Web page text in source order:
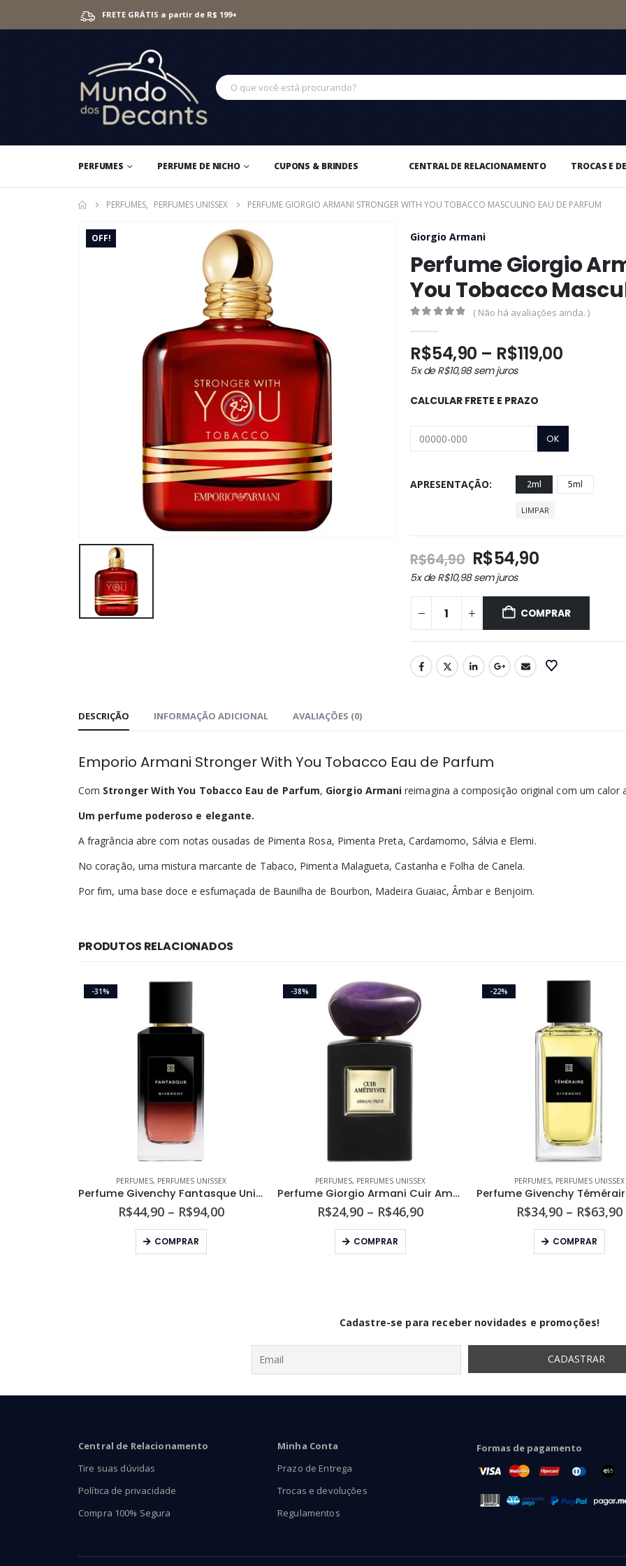
FRETE GRÁTIS a partir de R$ 199+
PERFUMES PERFUME DE NICHO CUPONS & BRINDES CENTRAL DE RELACIONAMENTO TROCAS E
PERFUMES, PERFUMES UNISSEX PERFUME GIORGIO ARMANI STRONGER WITH YOU TOBACCO MASCULINO EAU DE PARFUM
OFF! Giorgio Armani
Perfume Giorgio
You Tobacco
( Não há avaliações ainda. )
R$54,90 – R$119,00Faixa
através
5x deR$10,98sem juros
CALCULAR FRETE E PRAZO
APRESENTAÇÃO 2ml 5ml
LIMPAR
R$64,90 O
preço
original
era:
R$64,90.
R$54,90O
atual
é:
R$54,90.
5x deR$10,98sem juros
COMPRAR
DESCRIÇÃO INFORMAÇÃO ADICIONAL AVALIAÇÕES (0)
Emporio Armani Stronger With You Tobacco Eau de Parfum
Com Stronger With You Tobacco Eau de Parfum, Giorgio Armani reimagina a composição original com um calor
Um perfume poderoso e elegante.
A fragrância abre com notas ousadas de Pimenta Rosa, Pimenta Preta, Cardamomo, Sálvia e Elemi.
No coração, uma mistura marcante de Tabaco, Pimenta Malagueta, Castanha e Folha de Canela.
Por fim, uma base doce e esfumaçada de Baunilha de Bourbon, Madeira Guaiac, Âmbar e Benjoim.
PRODUTOS RELACIONADOS
-31%
PERFUMES, PERFUMES UNISSEX
Perfume Givenchy Fantasque Unissex Eau de Parfum Intense
R$44,90 – R$94,00Faixa
COMPRAR
Este produto tem várias variantes. As opções podem ser escolhidas na página do produto
-38%
PERFUMES, PERFUMES UNISSEX
Perfume Giorgio Armani Cuir Amethyste Unissex Eau de Parfum
R$24,90 – R$46,90Faixa
COMPRAR
Este produto tem várias variantes. As opções podem ser escolhidas na página do produto
-22%
PERFUMES, PERFUMES UNISSEX
R$34,90 – R$63,90
COMPRAR
Este produto tem várias variantes. As opções podem ser
Cadastre-se para receber novidades e promoções!
Central de Relacionamento
Tire suas dúvidas
Política de privacidade
Compra 100% Segura
Minha Conta
Prazo de Entrega
Trocas e devoluções
Regulamentos
Formas de pagamento